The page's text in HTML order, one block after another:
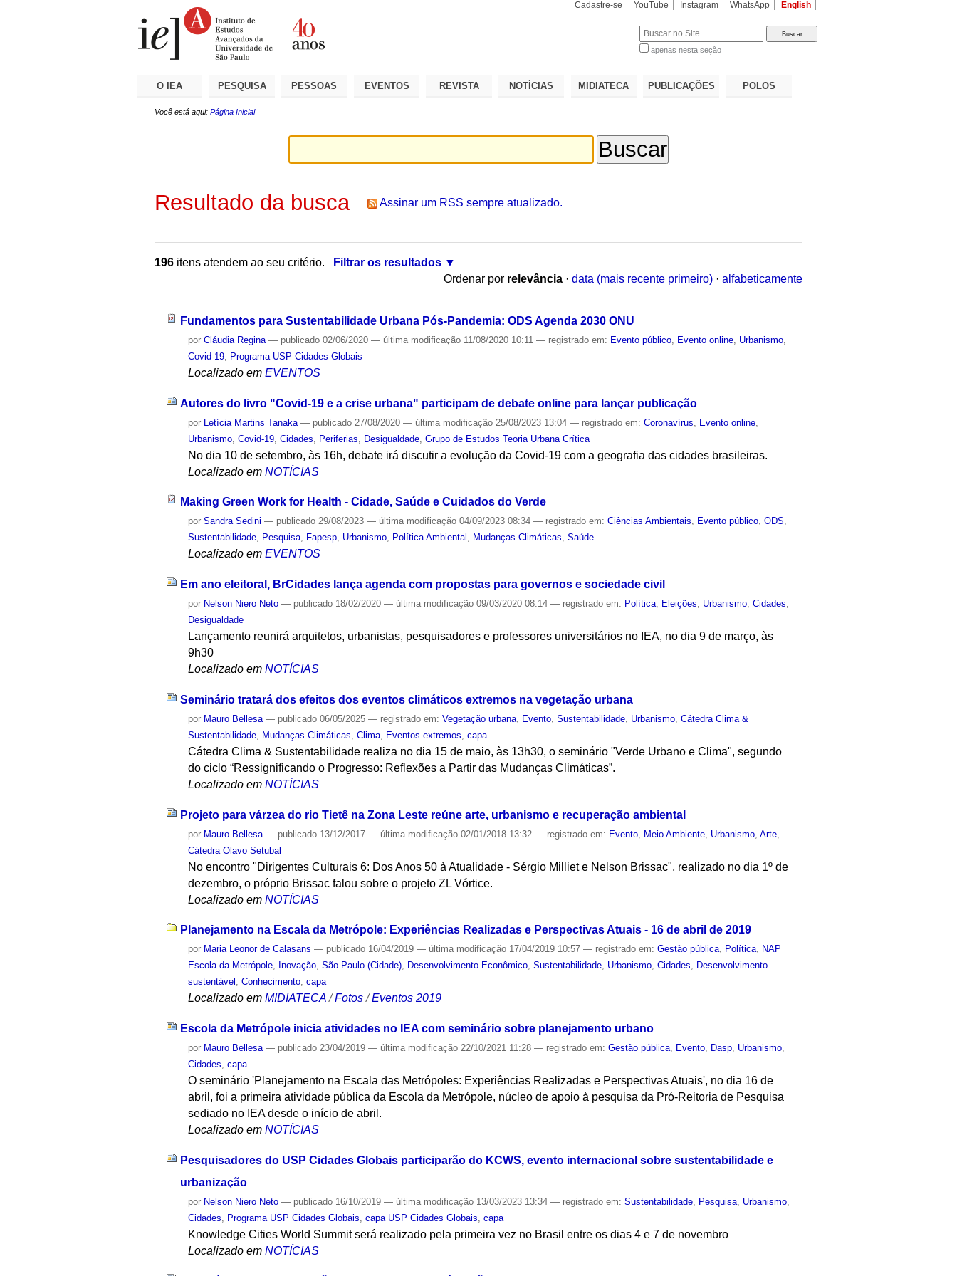
Cadastre-se YouTube Instagram WhatsApp English
apenas nesta seção
O IEA PESQUISA PESSOAS EVENTOS REVISTA NOTÍCIAS MIDIATECA PUBLICAÇÕES POLOS
Você está aqui: Página Inicial
Resultado da busca Assinar um RSS sempre atualizado.
196 itens atendem ao seu critério.
Filtrar os resultados
Ordenar por relevância · data (mais recente primeiro) · alfabeticamente
Fundamentos para Sustentabilidade Urbana Pós-Pandemia: ODS Agenda 2030 ONU
porCláudia Regina — publicado 02/06/2020— última modificação 11/08/2020 10:11— registrado em: Evento público Evento online Urbanismo
Covid-19
Programa USP Cidades Globais
Localizado em EVENTOS
Autores do livro "Covid-19 e a crise urbana" participam de debate online para lançar publicação
por Letícia Martins Tanaka — publicado 27/08/2020— última modificação 25/08/2023 13:04— registrado em:Coronavírus Evento online
Urbanismo ,Covid-19 ,Cidades Periferias Desigualdade ,Grupo de Estudos Teoria Urbana Crítica
No dia 10 de setembro, às 16h, debate irá discutir a evolução da Covid-19 com a geografia das cidades brasileiras.
Localizado em NOTÍCIAS
Making Green Work for Health - Cidade, Saúde e Cuidados do Verde
porSandra Sedini — publicado 29/08/2023— última modificação 04/09/2023 08:34— registrado em:Ciências Ambientais, Evento público,ODS,
Sustentabilidade, Pesquisa, Fapesp, Urbanismo, Política Ambiental , Mudanças Climáticas,Saúde
Localizado em EVENTOS
Em ano eleitoral, BrCidades lança agenda com propostas para governos e sociedade civil
por Nelson Niero Neto — publicado 18/02/2020— última modificação 09/03/2020 08:14— registrado em: Política, Eleições, Urbanismo,Cidades,
Desigualdade
Lançamento reunirá arquitetos, urbanistas, pesquisadores e professores universitários no IEA, no dia 9 de março, às
9h30
Localizado em NOTÍCIAS
Seminário tratará dos efeitos dos eventos climáticos extremos na vegetação urbana
por Mauro Bellesa — publicado 06/05/2025— registrado em:Vegetação urbana Evento ,Sustentabilidade Urbanismo ,Cátedra Clima &
Sustentabilidade
Mudanças Climáticas ,Clima Eventos extremos ,capa
Cátedra Clima & Sustentabilidade realiza no dia 15 de maio, às 13h30, o seminário "Verde Urbano e Clima", segundo
do ciclo “Ressignificando o Progresso: Reflexões a Partir das Mudanças Climáticas”.
Localizado em NOTÍCIAS
Projeto para várzea do rio Tietê na Zona Leste reúne arte, urbanismo e recuperação ambiental
por Mauro Bellesa — publicado 13/12/2017— última modificação 02/01/2018 13:32— registrado em: Evento Meio Ambiente Urbanismo ,Arte
Cátedra Olavo Setubal
No encontro "Dirigentes Culturais 6: Dos Anos 50 à Atualidade - Sérgio Milliet e Nelson Brissac", realizado no dia 1º de
dezembro, o próprio Brissac falou sobre o projeto ZL Vórtice.
Localizado em NOTÍCIAS
Planejamento na Escala da Metrópole: Experiências Realizadas e Perspectivas Atuais - 16 de abril de 2019
por Maria Leonor de Calasans — publicado 16/04/2019— última modificação 17/04/2019 10:57— registrado em:Gestão pública, Política, NAP
Escola da Metrópole, Inovação,São Paulo (Cidade), Desenvolvimento Econômico,Sustentabilidade, Urbanismo,Cidades, Desenvolvimento
sustentável ,Conhecimento,capa
Localizado em MIDIATECA /Fotos /Eventos 2019
Escola da Metrópole inicia atividades no IEA com seminário sobre planejamento urbano
por Mauro Bellesa — publicado 23/04/2019— última modificação 22/10/2021 11:28— registrado em:Gestão pública Evento Dasp Urbanismo
Cidades ,capa
O seminário 'Planejamento na Escala das Metrópoles: Experiências Realizadas e Perspectivas Atuais', no dia 16 de
abril, foi a primeira atividade pública da Escola da Metrópole, núcleo de apoio à pesquisa da Pró-Reitoria de Pesquisa
sediado no IEA desde o início de abril.
Localizado em NOTÍCIAS
Pesquisadores do USP Cidades Globais participarão do KCWS, evento internacional sobre sustentabilidade e
urbanização
por Nelson Niero Neto — publicado 16/10/2019— última modificação 13/03/2023 13:34— registrado em:Sustentabilidade Pesquisa Urbanismo
Cidades
Programa USP Cidades Globais ,capa USP Cidades Globais ,capa
Knowledge Cities World Summit será realizado pela primeira vez no Brasil entre os dias 4 e 7 de novembro
Localizado em NOTÍCIAS